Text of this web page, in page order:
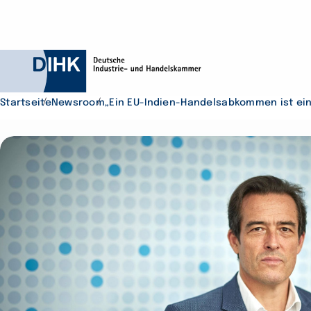
Durchsuchen Sie
StartseiteNewsroom„Ein EU-Indien-Handelsabkommen ist